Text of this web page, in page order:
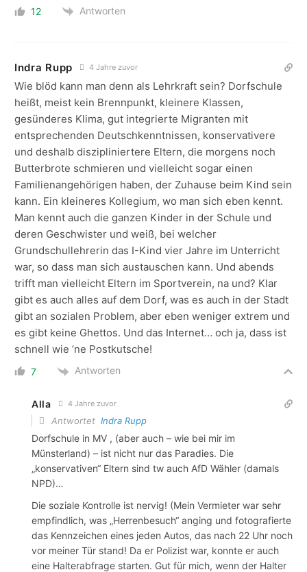
12 Antworten
Indra Rupp 4 Jahre zuvor
Wie blöd kann man denn als Lehrkraft sein? Dorfschule
heißt, meist kein Brennpunkt, kleinere Klassen,
gesünderes Klima, gut integrierte Migranten mit
entsprechenden Deutschkenntnissen, konservativere
und deshalb diszipliniertere Eltern, die morgens noch
Butterbrote schmieren und vielleicht sogar einen
Familienangehörigen haben, der Zuhause beim Kind sein
kann. Ein kleineres Kollegium, wo man sich eben kennt.
Man kennt auch die ganzen Kinder in der Schule und
deren Geschwister und weiß, bei welcher
Grundschullehrerin das I-Kind vier Jahre im Unterricht
war, so dass man sich austauschen kann. Und abends
trifft man vielleicht Eltern im Sportverein, na und? Klar
gibt es auch alles auf dem Dorf, was es auch in der Stadt
gibt an sozialen Problem, aber eben weniger extrem und
es gibt keine Ghettos. Und das Internet… och ja, dass ist
schnell wie ’ne Postkutsche!
7 Antworten
Alla 4 Jahre zuvor
Antwortet Indra Rupp
Dorfschule in MV , (aber auch – wie bei mir im
Münsterland) – ist nicht nur das Paradies. Die
„konservativen“ Eltern sind tw auch AfD Wähler (damals
NPD)…
Die soziale Kontrolle ist nervig! (Mein Vermieter war sehr
empfindlich, was „Herrenbesuch“ anging und fotografierte
das Kennzeichen eines jeden Autos, das nach 22 Uhr noch
vor meiner Tür stand! Da er Polizist war, konnte er auch
eine Halterabfrage starten. Gut für mich, wenn der Halter